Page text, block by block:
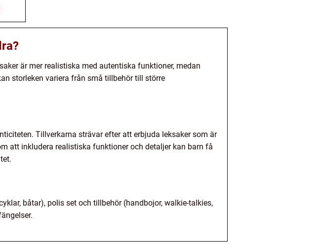
är mer realistiska med autentiska funktioner, medan
storleken variera från små tillbehör till större
Tillverkarna strävar efter att erbjuda leksaker som är
att inkludera realistiska funktioner och detaljer kan barn få
båtar), polis set och tillbehör (handbojor, walkie-talkies,